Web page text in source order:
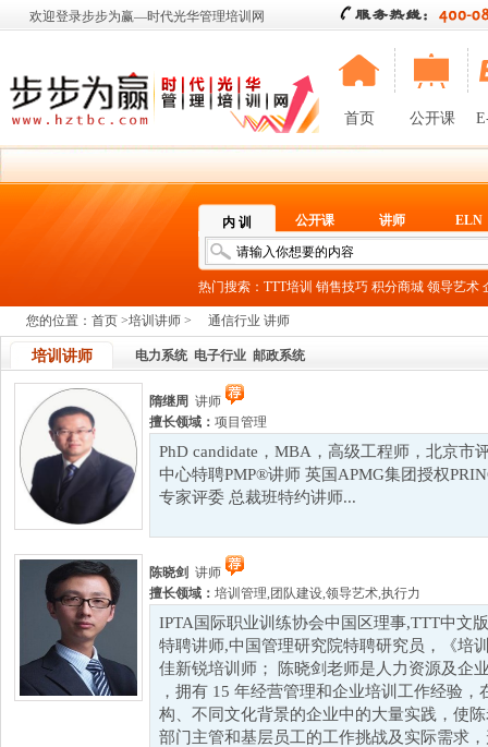
欢迎登录步步为赢—时代光华管理培训网
首页 公开课
内 训 公开课 讲师 ELN
热门搜索： TTT培训 销售技巧 积分商城 领导艺术
您的位置： 首页 >培训讲师 > 通信行业 讲师
培训讲师 电力系统 电子行业 邮政系统
隋继周 讲师
擅长领域： 项目管理
PhD candidate，MBA，高级工程师，北京市
中心特聘PMP®讲师 英国APMG集团授权
专家评委 总裁班特约讲师...
陈晓剑 讲师
擅长领域： 培训管理, 团队建设,领导艺术,执行力
IPTA国际职业训练协会中国区理事,TTT中文
特聘讲师,中国管理研究院特聘研究员，《培
佳新锐培训师； 陈晓剑老师是人力资源及企
，拥有 15 年经营管理和企业培训工作经验
构、不同文化背景的企业中的大量实践，使
部门主管和基层员工的工作挑战及实际需求